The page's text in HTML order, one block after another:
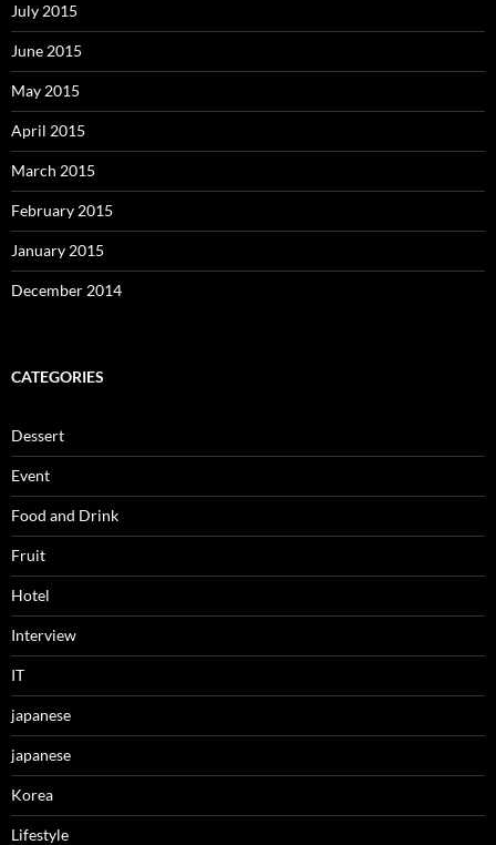
July 2015
June 2015
May 2015
April 2015
March 2015
February 2015
January 2015
December 2014
CATEGORIES
Dessert
Event
Food and Drink
Fruit
Hotel
Interview
IT
japanese
japanese
Korea
Lifestyle